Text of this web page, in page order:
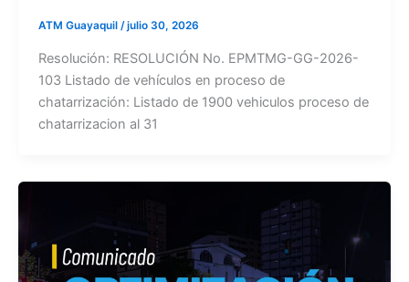
ATM Guayaquil /julio 30, 2026
Resolución: RESOLUCIÓN No. EPMTMG-GG-2026-
103 Listado de vehículos en proceso de
chatarrización: Listado de 1900 vehiculos proceso de
chatarrizacion al 31